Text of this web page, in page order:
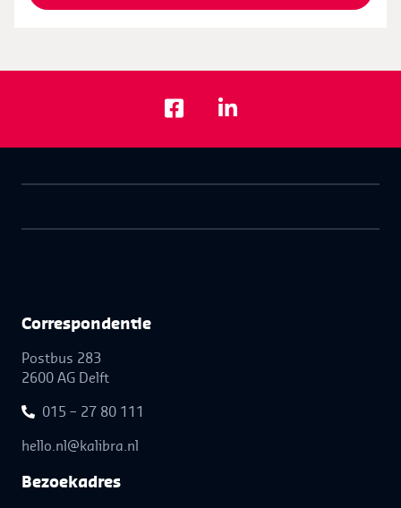
Correspon­dentie
Postbus 283
2600 AG Delft
015 – 27 80 111
hello.nl@kalibra.nl
Bezoek­adres